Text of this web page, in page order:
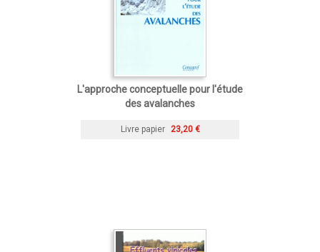
L'approche conceptuelle pour l'étude
des avalanches
Livre papier 23,20 €